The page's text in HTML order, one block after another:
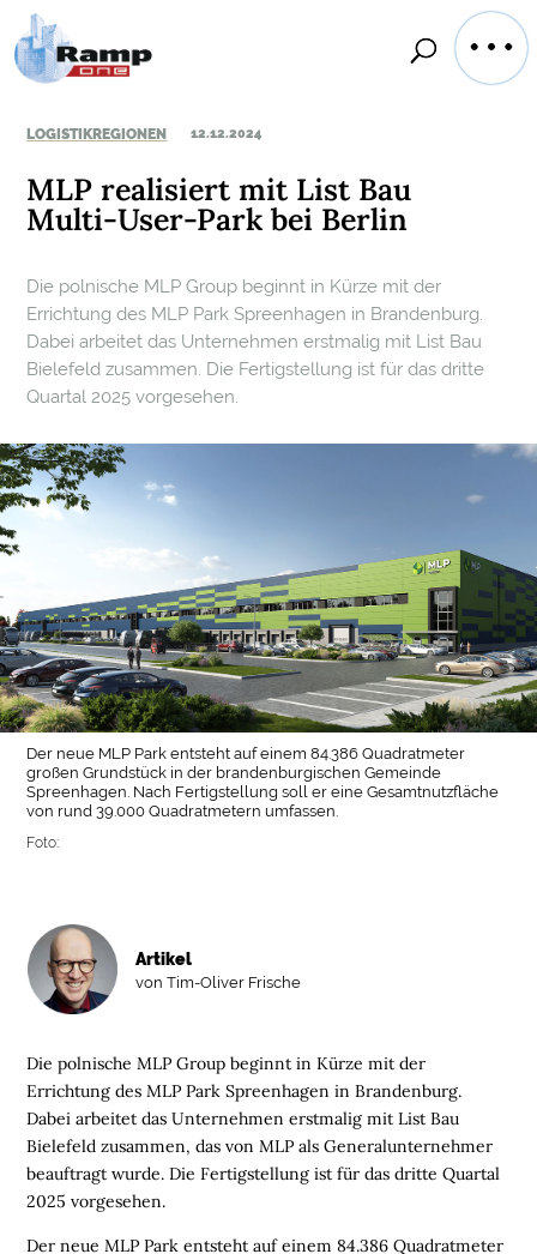
LOGISTIKREGIONEN 12.12.2024
MLP realisiert mit List Bau
Multi-User-Park bei Berlin
Die polnische MLP Group beginnt in Kürze mit der
Errichtung des MLP Park Spreenhagen in Brandenburg.
Dabei arbeitet das Unternehmen erstmalig mit List Bau
Bielefeld zusammen. Die Fertigstellung ist für das dritte
Quartal 2025 vorgesehen.
Der neue MLP Park entsteht auf einem 84.386 Quadratmeter
großen Grundstück in der brandenburgischen Gemeinde
Spreenhagen. Nach Fertigstellung soll er eine Gesamtnutzfläche
von rund 39.000 Quadratmetern umfassen.
Foto:
Die polnische MLP Group beginnt in Kürze mit der
Errichtung des MLP Park Spreenhagen in Brandenburg.
Dabei arbeitet das Unternehmen erstmalig mit List Bau
Bielefeld zusammen, das von MLP als Generalunternehmer
beauftragt wurde. Die Fertigstellung ist für das dritte Quartal
2025 vorgesehen.
Der neue MLP Park entsteht auf einem 84.386 Quadratmeter
Artikel
von Tim-Oliver Frische